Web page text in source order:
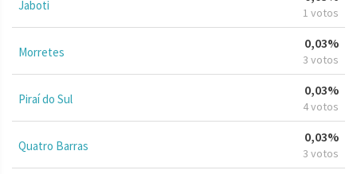
Jaboti 1 votos
Morretes
0,03%
3 votos
Piraí do Sul
0,03%
4 votos
Quatro Barras
0,03%
3 votos